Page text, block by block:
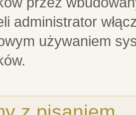
administrator
używaniem